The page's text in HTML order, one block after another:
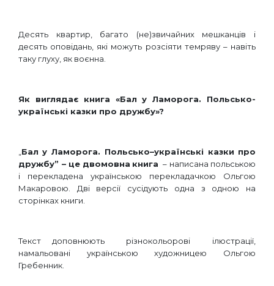
Десять квартир, багато (не)звичайних мешканців і
десять оповідань, які можуть розсіяти темряву – навіть
таку глуху, як воєнна.
Як виглядає книга «Бал у Ламорога. Польсько-
українські казки про дружбу»?
„Бал у Ламорога. Польсько–українські казки про
дружбу” – це двомовна книга – написана польською
і перекладена українською перекладачкою Ольгою
Макаровою. Дві версії сусідують одна з одною на
сторінках книги.
Текст доповнюють різнокольорові ілюстрації,
намальовані українською художницею Ольгою
Гребенник.